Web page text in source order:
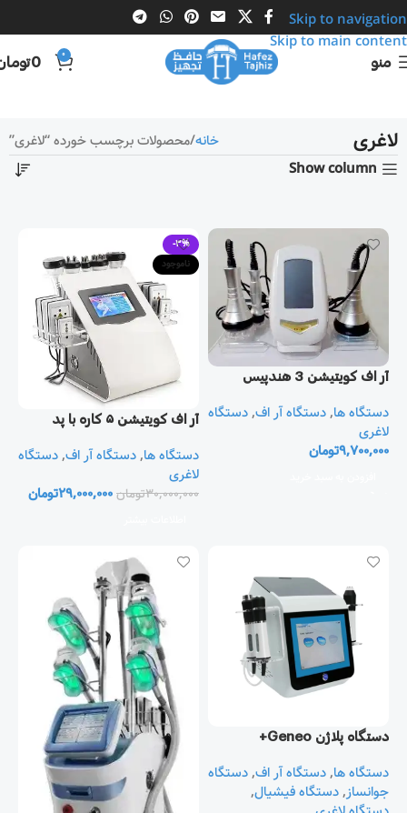
Skip to navigation
Skip to main content
منو 0
0
لاغری خانه محصولات برچسب خورده “لاغری”
Show column
آر اف كويتيشن 3 هندپيس
دستگاه ها,دستگاه آر اف,دستگاه
لاغری
9,700,000تومان
-3%
ناموجود
آر اف کویتیشن ۵ کاره با پد
دستگاه ها,دستگاه آر اف,دستگاه
لاغری
30,000,000تومان29,000,000تومان
دستگاه پلاژن Geneo+
دستگاه ها,دستگاه آر اف,دستگاه
جوانساز,دستگاه فیشیال,